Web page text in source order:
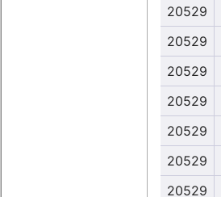
20529
20529
20529
20529
20529
20529
20529